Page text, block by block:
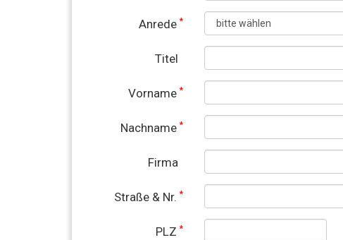
Anrede*
Titel
Vorname*
Nachname*
Firma
Straße & Nr.*
PLZ*